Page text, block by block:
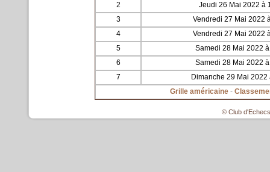
© Club
2
Jeudi 26 Mai 2022 à
3
Vendredi 27 Mai 2022
4
Vendredi 27 Mai 2022
5
Samedi 28 Mai 2022
6
Samedi 28 Mai 2022
7
Dimanche 29 Mai 2022
Grille américaine -